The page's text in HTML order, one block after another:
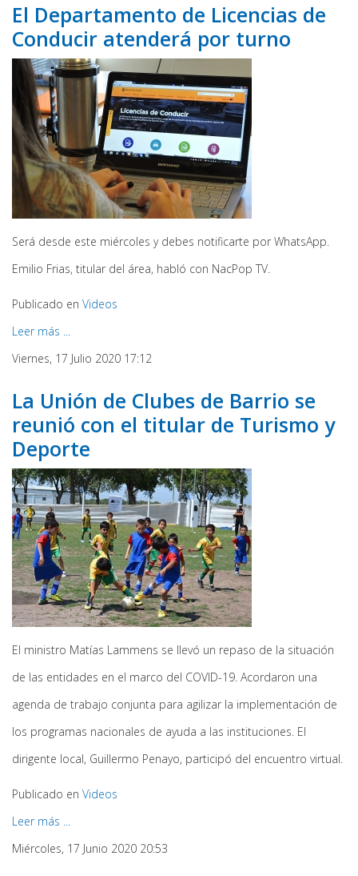
El Departamento de Licencias de
Conducir atenderá por turno
Será desde este miércoles y debes notificarte por WhatsApp.
Emilio Frias, titular del área, habló con NacPop TV.
Publicado en Videos
Leer más ...
Viernes, 17 Julio 2020 17:12
La Unión de Clubes de Barrio se
reunió con el titular de Turismo y
Deporte
El ministro Matías Lammens se llevó un repaso de la situación
de las entidades en el marco del COVID-19. Acordaron una
agenda de trabajo conjunta para agilizar la implementación de
los programas nacionales de ayuda a las instituciones. El
dirigente local, Guillermo Penayo, participó del encuentro virtual.
Publicado en Videos
Leer más ...
Miércoles, 17 Junio 2020 20:53